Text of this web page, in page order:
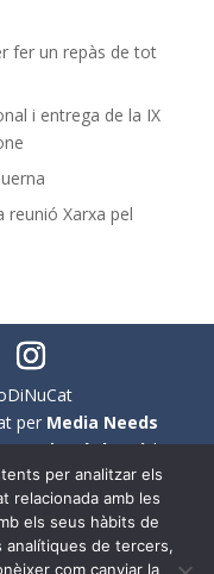
fer un repàs de tot
i entrega de la IX
reunió Xarxa pel
per Media Needs
|Avís legal|
l'ús no sexista del
de la seva
per analitzar els
relacionada amb les
els seus hàbits de
analítiques de tercers,
com canviar la